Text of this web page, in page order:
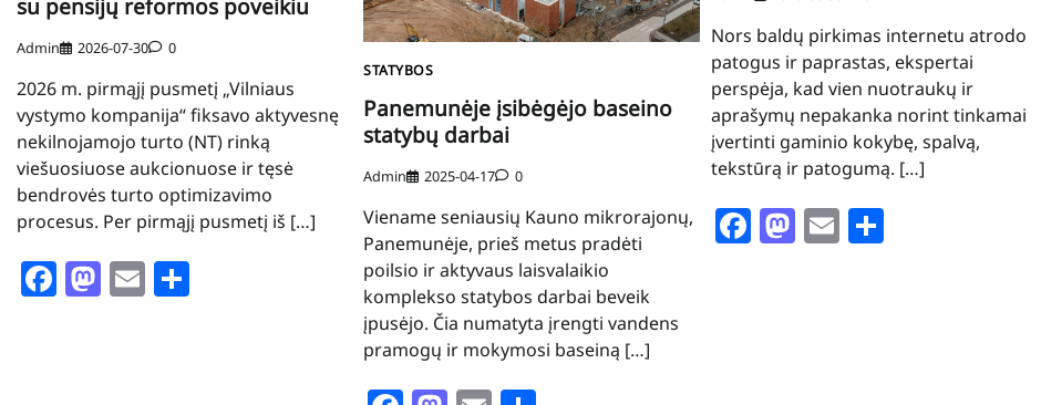
su pensijų reformos poveikiu
Admin 2026-07-30 0
2026 m. pirmąjį pusmetį „Vilniaus
vystymo kompanija“ fiksavo aktyvesnę
nekilnojamojo turto (NT) rinką
viešuosiuose aukcionuose ir tęsė
bendrovės turto optimizavimo
procesus. Per pirmąjį pusmetį iš […]
Facebook
Mastodon
Email
STATYBOS
Panemunėje įsibėgėjo baseino
statybų darbai
Admin 2025-04-17 0
Viename seniausių Kauno mikrorajonų,
Panemunėje, prieš metus pradėti
poilsio ir aktyvaus laisvalaikio
komplekso statybos darbai beveik
įpusėjo. Čia numatyta įrengti vandens
pramogų ir mokymosi baseiną […]
Nors baldų pirkimas internetu atrodo
patogus ir paprastas, ekspertai
perspėja, kad vien nuotraukų ir
aprašymų nepakanka norint tinkamai
įvertinti gaminio kokybę, spalvą,
tekstūrą ir patogumą. […]
Facebook
Mastodon
EmailShare